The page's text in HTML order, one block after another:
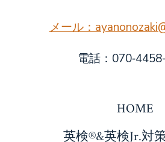
メール：
電話：
HOME
英検®&英検Jr.対